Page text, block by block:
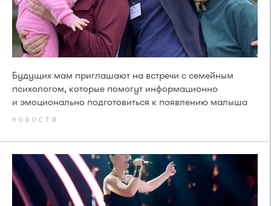
Будущих мам приглашают на встречи с семейным
психологом, которые помогут информационно
и эмоционально подготовиться к появлению малыша
НОВОСТИ